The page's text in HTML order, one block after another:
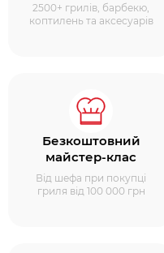
2500+ грилів, барбекю,
коптилень та аксесуарів
Безкоштовний
майстер-клас
Від шефа при покупці
гриля від 100 000 грн